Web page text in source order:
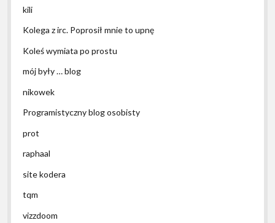
kili
Kolega z irc. Poprosił mnie to upnę
Koleś wymiata po prostu
mój były … blog
nikowek
Programistyczny blog osobisty
prot
raphaal
site kodera
tqm
vizzdoom